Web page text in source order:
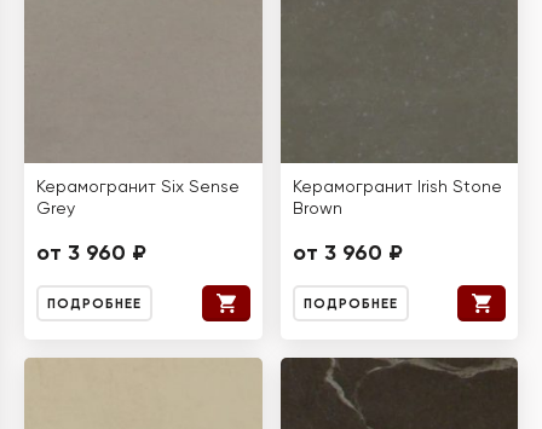
Керамогранит Six Sense
Grey
от 3 960 ₽
ПОДРОБНЕЕ
Керамогранит Irish Stone
Brown
от 3 960 ₽
ПОДРОБНЕЕ